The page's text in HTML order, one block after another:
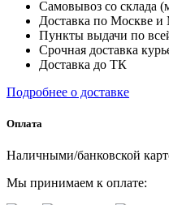
Самовывоз со склада
Доставка по Москве
Пункты выдачи по
Срочная доставка
Доставка до ТК
Подробнее о доставке
Оплата
Наличными/банковской
Мы принимаем к оплате: